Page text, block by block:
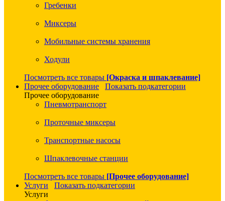
Гребенки
Миксеры
Мобильные системы хранения
Ходули
Посмотреть все товары [Окраска и шпаклевание]
Прочее оборудование
Показать подкатегории
Прочее оборудование
Пневмотранспорт
Проточные миксеры
Транспортные насосы
Шпаклевочные станции
Посмотреть все товары [Прочее оборудование]
Услуги
Показать подкатегории
Услуги